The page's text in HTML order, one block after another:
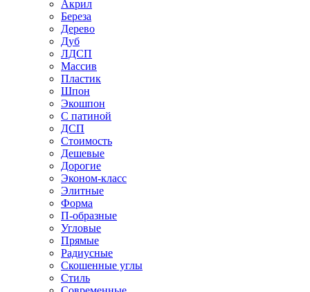
Акрил
Береза
Дерево
Дуб
ЛДСП
Массив
Пластик
Шпон
Экошпон
С патиной
ДСП
Стоимость
Дешевые
Дорогие
Эконом-класс
Элитные
Форма
П-образные
Угловые
Прямые
Радиусные
Скошенные углы
Стиль